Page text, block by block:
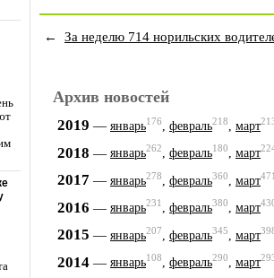
← За неделю 714 норильских
Архив новостей
2019 — январь176 февраль218 март
2018 — январь262, февраль180, март
2017 — январь278 февраль360 март471
2016 — январь231, февраль380, март
2015 — январь207 февраль345 март
2014 — январь108, февраль290, март